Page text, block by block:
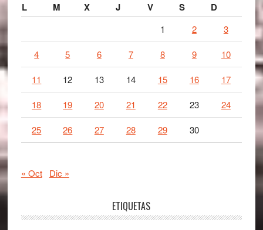
L M X J V S D
1 2 3
4 5 6 7 8 9 10
11 12 13 14 15 16 17
18 19 20 21 22 23 24
25 26 27 28 29 30
« Oct Dic »
ETIQUETAS